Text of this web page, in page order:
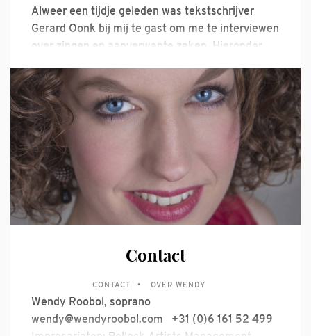
Alweer een tijdje geleden was tekstschrijver
Gerard Oonk bij mij te gast om me te interviewen
over zingen en aanverwante zaken. Hieronder
woont op een steenworp afstand van het
Koninklijk Conservatorium in Den Haag. Haar
appartement is sfeervol ingericht. Op tafel
drijven donkerrode rozen
Contact
CONTACT OVER WENDY
Wendy Roobol, soprano
wendy@wendyroobol.com +31 (0)6 161 52 499